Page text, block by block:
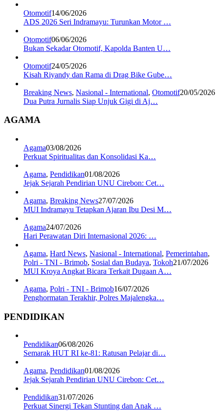
Otomotif14/06/2026
ADS 2026 Seri Indramayu: Turunkan Motor …
Otomotif06/06/2026
Bukan Sekadar Otomotif, Kapolda Banten U…
Otomotif24/05/2026
Kisah Riyandy dan Rama di Drag Bike Gube…
Breaking News, Nasional - International, Otomotif20/05/2026
Dua Putra Jurnalis Siap Unjuk Gigi di Aj…
AGAMA
Agama03/08/2026
Perkuat Spiritualitas dan Konsolidasi Ka…
Agama, Pendidikan01/08/2026
Jejak Sejarah Pendirian UNU Cirebon: Cet…
Agama, Breaking News27/07/2026
MUI Indramayu Tetapkan Ajaran Ibu Desi M…
Agama24/07/2026
Hari Perawatan Diri Internasional 2026: …
Agama, Hard News, Nasional - International, Pemerintahan,
Polri - TNI - Brimob, Sosial dan Budaya, Tokoh21/07/2026
MUI Kroya Angkat Bicara Terkait Dugaan A…
Agama, Polri - TNI - Brimob16/07/2026
Penghormatan Terakhir, Polres Majalengka…
PENDIDIKAN
Pendidikan06/08/2026
Semarak HUT RI ke-81: Ratusan Pelajar di…
Agama, Pendidikan01/08/2026
Jejak Sejarah Pendirian UNU Cirebon: Cet…
Pendidikan31/07/2026
Perkuat Sinergi Tekan Stunting dan Anak …